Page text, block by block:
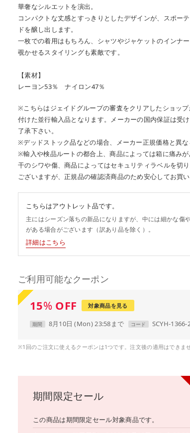
華奢なシルエットを演出。
コンパクトな丈感とすっきりとしたデザインが、スポー
ドを醸し出します。
一枚での着用はもちろん、シャツやジャケットのインナ
覗かせるスタイリングも素敵です。
【素材】
レーヨン53％ ナイロン47％
※こちらはジェイドグループの審査をクリアしたショッ
付けた並行輸入品となります。メーカーの国内保証は受
了承下さい。
※デッドストック品などの場合、メーカー正規価格と異な
※輸入や検品ルートの都合上、商品によっては箱に痛み
干のシワや傷、商品によってはセキュリティラベルを切
ございますが、正規品の確認済商品のため安心してお買い
こちらはアウトレット品です。
主にはシーズン落ちの新品になりますが、中には細かな傷
がある場合がございます（訳あり品を除く）。
詳細はこちら
ご利用可能なクーポン
15%OFF 対象商品を見る
期間 8月10日 (Mon) 23:58まで コード SCYH-
※1回のご注文に使えるクーポンは1つです。注文後の適用はできませ
期間限定セール
この商品は期間限定セール対象商品です。